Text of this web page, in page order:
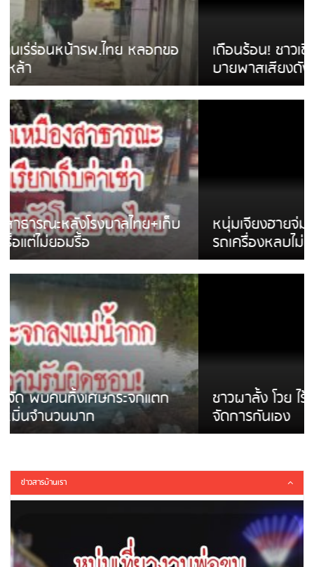
เดือนร้อน! ชาวเชียงรายบ่นรถ Isuzu สีขาวซิ่ง
บายพาสเสียงดังสร้างความรำคาญ
หนุ่มเจียงฮายจ่ม พบถังน้ำดื่มตกกลางถนน
รถเครื่องหลบไม่ทันล้มบาดเจ็บ
ชาวผาลั้ง โวย ไร้หน่วยงานดูแล ดินสไลด์ ต้อง
จัดการกันเอง
ข่าวสารบ้านเรา